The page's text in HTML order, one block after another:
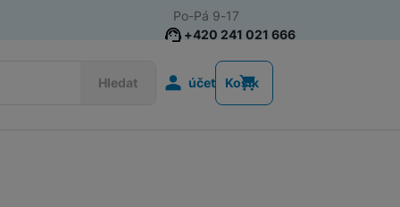
Hledat
+420 241 021 666
Po-Pá 9-17
Uživatelská
účet Košík